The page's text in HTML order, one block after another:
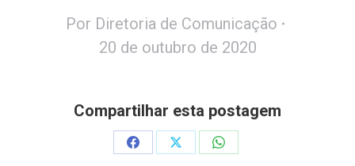
Por Diretoria de Comunicação
20 de outubro de 2020
Compartilhar esta postagem
Share
Share
Share